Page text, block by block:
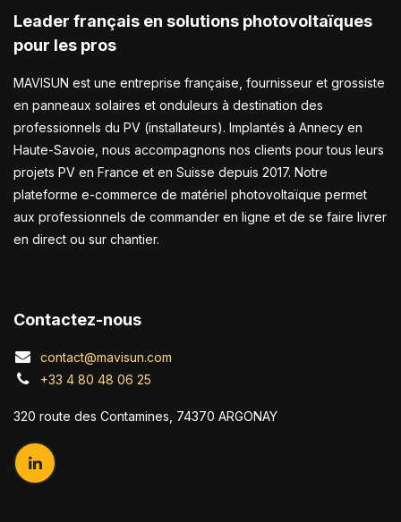
Leader français en solutions photovoltaïques
pour les pros
MAVISUN est une entreprise française, fournisseur et grossiste
en panneaux solaires et onduleurs à destination des
professionnels du PV (installateurs). Implantés à Annecy en
Haute-Savoie, nous accompagnons nos clients pour tous leurs
projets PV en France et en Suisse depuis 2017. Notre
plateforme e-commerce de matériel photovoltaïque permet
aux professionnels de commander en ligne et de se faire livrer
en direct ou sur chantier.
Contactez-nous
contact@mavisun.com
+33 4 80 48 06 25
320 route des Contamines, 74370 ARGONAY